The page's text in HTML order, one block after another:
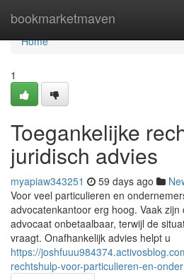
bookmarketmaven
Home
Home
1
Toegankelijke
juridisch advies
myapiaw343251 59 days ago
Voor veel particulieren en
advocatenkantoor erg hoog. Vaak zijn
advocaat onbetaalbaar, terwijl de
vraagt. Onafhankelijk advies helpt u
https://
rechtshulp-voor-particulieren-en-